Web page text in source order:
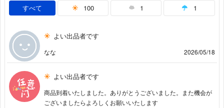
すべて 100 1 1
よい出品者です
なな 2026/05/18
よい出品者です
商品到着いたしました。ありがとうございました。また機会が
ございましたらよろしくお願いいたします